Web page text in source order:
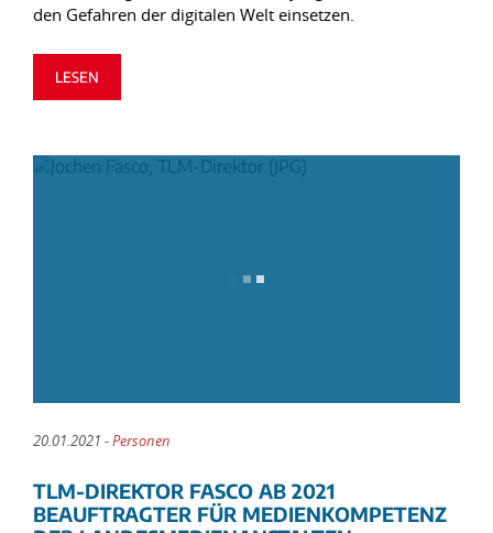
den Gefahren der digitalen Welt einsetzen.
LESEN
20.01.2021 -Personen
TLM-DIREKTOR FASCO AB 2021
BEAUFTRAGTER FÜR MEDIENKOMPETENZ